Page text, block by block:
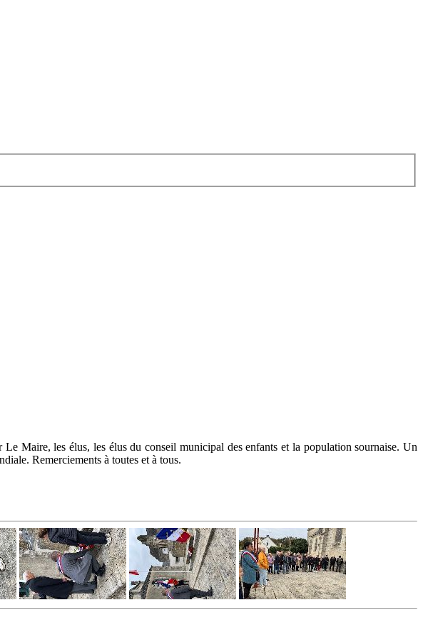
Maire, les élus, les élus du conseil municipal des enfants et la population sournaise. Un
Remerciements à toutes et à tous.